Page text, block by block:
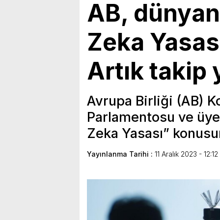
AB,
Zeka
Artık takip
Avrupa Birliği (AB)
Parlamentosu ve
Zeka Yasası”
Yayınlanma Tarihi : 11 Aralık 2023 - 12:12